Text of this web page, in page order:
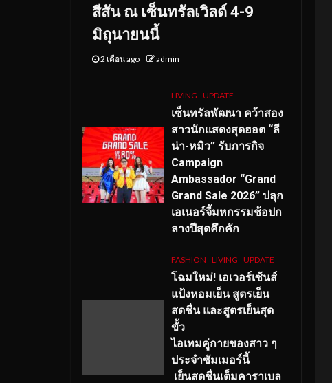
สีสัน ณ เซ็นทรัลเวิลด์ 4-9
มิถุนายนนี้
2 เดือน ago admin
LIVING UPDATE
เซ็นทรัลพัฒนา คว้าสอง
สาวนักแสดงสุดฮอต “ลี
น่า-หมิว” รับภารกิจ
Campaign
Ambassador “Grand
Grand Sale 2026” ปลุก
เอเนอร์จี้มหกรรมช้อปก
ลางปีสุดคึกคัก
FASHION LIVING UPDATE
โฉมใหม่! เอเวอร์เซ้นส์
แป้งหอมเย็น สูตรเย็น
สดชื่น และสูตรเย็นสุด
ขั้ว
ไอเทมคู่กายของสาว ๆ
ประจำซัมเมอร์นี้
เย็นสดชื่นเต็มคาราเบล